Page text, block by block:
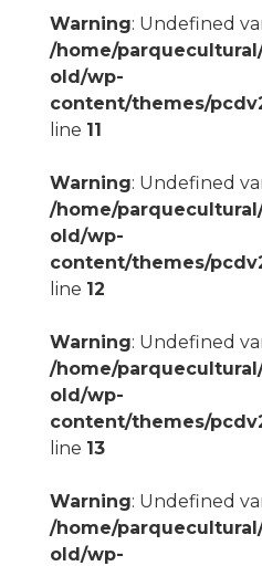
Warning: Undefined
/home/
old/wp-
content/themes/
line 11
Warning: Undefined
/home/
old/wp-
content/themes/
line 12
Warning: Undefined
/home/
old/wp-
content/themes/
line 13
Warning: Undefined
/home/
old/wp-